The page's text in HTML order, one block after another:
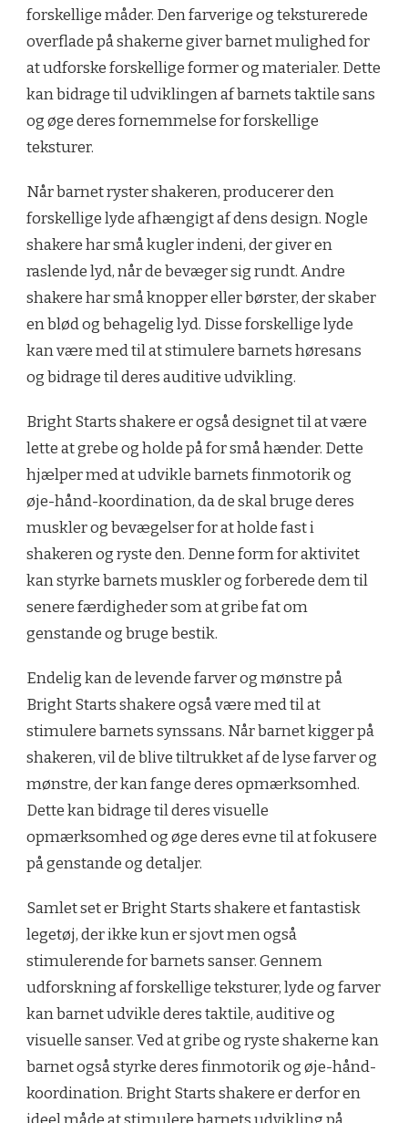
forskellige måder. Den farverige og teksturerede
overflade på shakerne giver barnet mulighed for
at udforske forskellige former og materialer. Dette
kan bidrage til udviklingen af barnets taktile sans
og øge deres fornemmelse for forskellige
teksturer.
Når barnet ryster shakeren, producerer den
forskellige lyde afhængigt af dens design. Nogle
shakere har små kugler indeni, der giver en
raslende lyd, når de bevæger sig rundt. Andre
shakere har små knopper eller børster, der skaber
en blød og behagelig lyd. Disse forskellige lyde
kan være med til at stimulere barnets høresans
og bidrage til deres auditive udvikling.
Bright Starts shakere er også designet til at være
lette at grebe og holde på for små hænder. Dette
hjælper med at udvikle barnets finmotorik og
øje-hånd-koordination, da de skal bruge deres
muskler og bevægelser for at holde fast i
shakeren og ryste den. Denne form for aktivitet
kan styrke barnets muskler og forberede dem til
senere færdigheder som at gribe fat om
genstande og bruge bestik.
Endelig kan de levende farver og mønstre på
Bright Starts shakere også være med til at
stimulere barnets synssans. Når barnet kigger på
shakeren, vil de blive tiltrukket af de lyse farver og
mønstre, der kan fange deres opmærksomhed.
Dette kan bidrage til deres visuelle
opmærksomhed og øge deres evne til at fokusere
på genstande og detaljer.
Samlet set er Bright Starts shakere et fantastisk
legetøj, der ikke kun er sjovt men også
stimulerende for barnets sanser. Gennem
udforskning af forskellige teksturer, lyde og farver
kan barnet udvikle deres taktile, auditive og
visuelle sanser. Ved at gribe og ryste shakerne kan
barnet også styrke deres finmotorik og øje-hånd-
koordination. Bright Starts shakere er derfor en